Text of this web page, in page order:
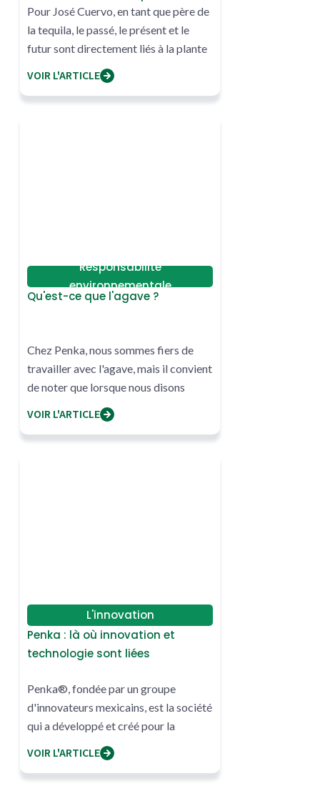
base d'agave
Pour José Cuervo, en tant que père de
la tequila, le passé, le présent et le
futur sont directement liés à la plante
VOIR L'ARTICLE
Responsabilité
environnementale
Qu'est-ce que l'agave ?
Chez Penka, nous sommes fiers de
travailler avec l'agave, mais il convient
de noter que lorsque nous disons
VOIR L'ARTICLE
L'innovation
Penka : là où innovation et
technologie sont liées
Penka®, fondée par un groupe
d'innovateurs mexicains, est la société
qui a développé et créé pour la
VOIR L'ARTICLE